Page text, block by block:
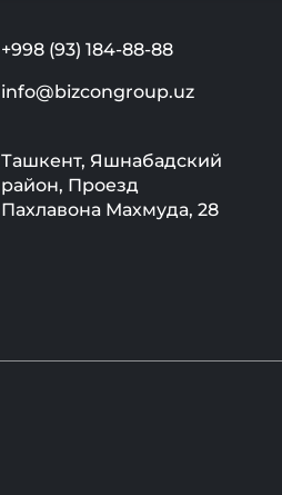
+998 (93) 184-88-88
info@bizcongroup.uz
Ташкент, Яшнабадский
район, Проезд
Пахлавона Махмуда, 28